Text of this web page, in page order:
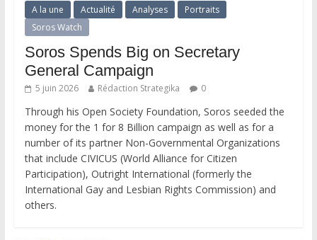
A la une Actualité Analyses
Portraits
Soros Watch
Soros Spends Big on Secretary
General Campaign
5 juin 2026 Rédaction Strategika 0
Through his Open Society Foundation, Soros seeded the
money for the 1 for 8 Billion campaign as well as for a
number of its partner Non-Governmental Organizations
that include CIVICUS (World Alliance for Citizen
Participation), Outright International (formerly the
International Gay and Lesbian Rights Commission) and
others.